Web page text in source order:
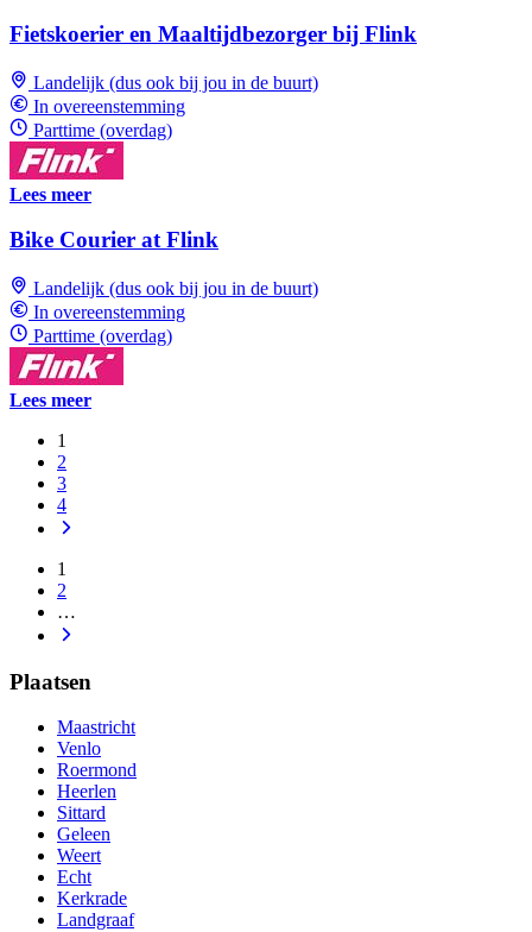
Fietskoerier en Maaltijdbezorger bij Flink
Landelijk (dus ook bij jou in de buurt)
In overeenstemming
Parttime (overdag)
Lees meer
Bike Courier at Flink
Landelijk (dus ook bij jou in de buurt)
In overeenstemming
Parttime (overdag)
Lees meer
1
2
3
4
1
2
…
Plaatsen
Maastricht
Venlo
Roermond
Heerlen
Sittard
Geleen
Weert
Echt
Kerkrade
Landgraaf